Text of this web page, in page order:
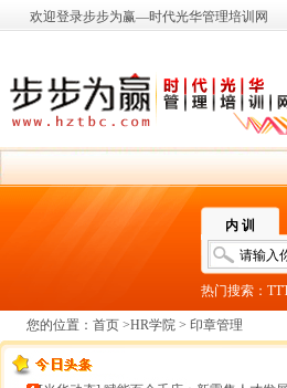
欢迎登录步步为赢—时代光华管理培训网
内 训
热门搜索：
您的位置： 首页 >HR学院 > 印章管理